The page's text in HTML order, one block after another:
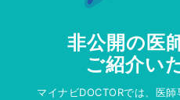
非公開の医
ご紹介い
マイナビDOCTORでは、医